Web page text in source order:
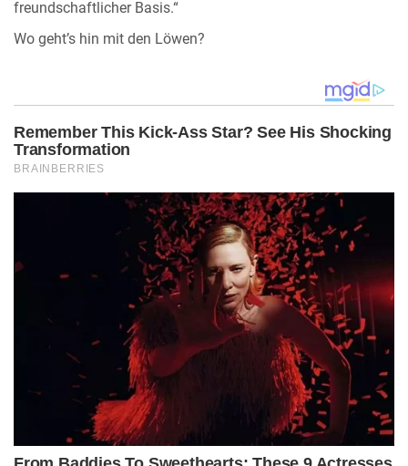
freundschaftlicher Basis.“
Wo geht’s hin mit den Löwen?